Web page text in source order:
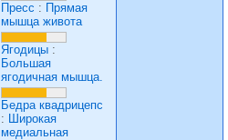
Пресс : Прямая
мышца живота
Ягодицы :
Большая
ягодичная мышца.
Бедра квадрицепс
: Широкая
медиальная